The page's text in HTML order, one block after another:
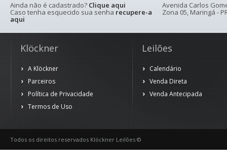
Ainda não é cadastrado? Clique aqui
Caso tenha esquecido sua senha recupere-a
aqui
Avenida Carlos
Zona 05, Maringá -
Klöckner
A Klöckner
Parceiros
Política de Privacidade
Termos de Uso
Leilões
Calendário
Venda Direta
Venda Antecipada
Todos os direitos reservados Klöckner Leilões ©